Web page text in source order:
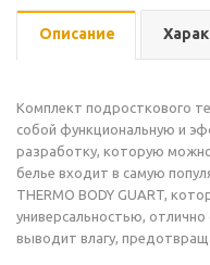
Описание
Комплект подросткового
собой функциональную и
разработку, которую
белье входит в самую
THERMO BODY GUART,
универсальностью,
выводит влагу,